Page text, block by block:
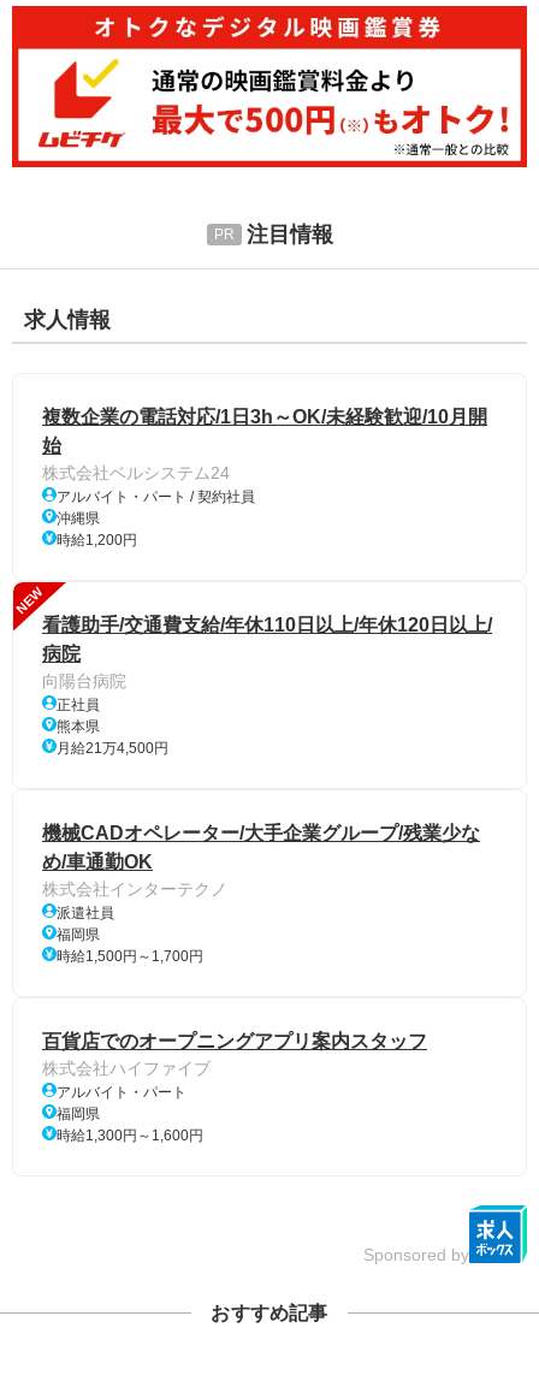
注目情報
求人情報
複数企業の電話対応/1日3h～OK/未経験歓迎/10月開
始
株式会社ベルシステム24
アルバイト・パート / 契約社員
沖縄県
時給1,200円
NEW
看護助手/交通費支給/年休110日以上/年休120日以上/
病院
向陽台病院
正社員
熊本県
月給21万4,500円
機械CADオペレーター/大手企業グループ/残業少な
め/車通勤OK
株式会社インターテクノ
派遣社員
福岡県
時給1,500円～1,700円
百貨店でのオープニングアプリ案内スタッフ
株式会社ハイファイブ
アルバイト・パート
福岡県
時給1,300円～1,600円
Sponsored by
おすすめ記事